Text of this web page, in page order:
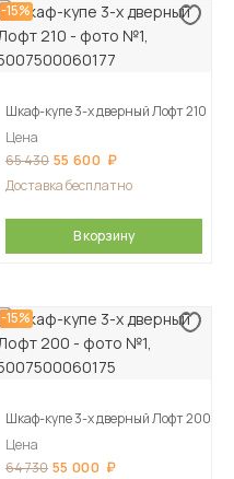
-15%
Шкаф-купе 3-х дверный Лофт 210
Цена
65 430 55 600
Доставка бесплатно
В корзину
-15%
Шкаф-купе 3-х дверный Лофт 200
Цена
64 730 55 000